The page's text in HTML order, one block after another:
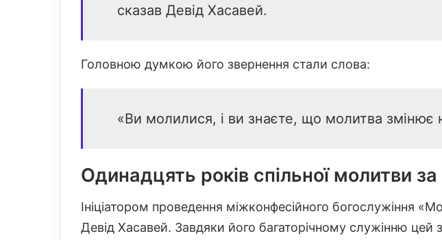
сказав Девід Хасавей.
Головною думкою його звернення стали слова:
«Ви молилися, і ви знаєте, що молитва змінює
Одинадцять років спільної молитви за
Ініціатором проведення міжконфесійного богослужіння
Девід Хасавей. Завдяки його багаторічному служінню цей